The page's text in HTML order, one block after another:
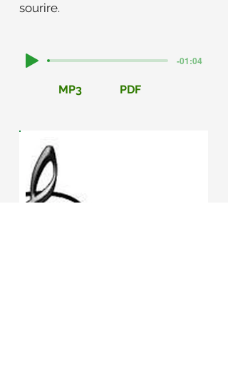
sourire.
-01:04
MP3 PDF